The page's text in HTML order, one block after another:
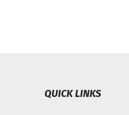
QUICK LINKS